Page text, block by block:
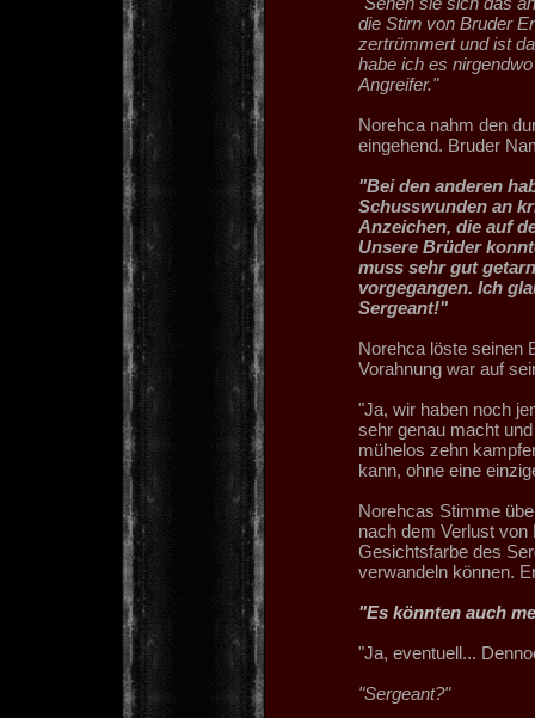
die Stirn von Bruder
zertrümmert und ist
habe ich es
Angreifer."
Norehca nahm den
eingehend. Bruder
"Bei den anderen
Schusswunden an
Anzeichen, die auf
Unsere Brüder
muss sehr gut
vorgegangen. Ich
Sergeant!"
Norehca löste seinen
Vorahnung war auf
"Ja, wir haben noch
sehr genau macht
mühelos zehn
kann, ohne eine
Norehcas Stimme
nach dem Verlust
Gesichtsfarbe des
verwandeln können.
"Es könnten auch
"Ja, eventuell...
"Sergeant?"